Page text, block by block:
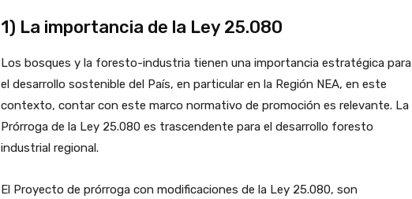
1) La importancia de la Ley 25.080
Los bosques y la foresto-industria tienen una importancia estratégica para
el desarrollo sostenible del País, en particular en la Región NEA, en este
contexto, contar con este marco normativo de promoción es relevante. La
Prórroga de la Ley 25.080 es trascendente para el desarrollo foresto
industrial regional.
El Proyecto de prórroga con modificaciones de la Ley 25.080, son